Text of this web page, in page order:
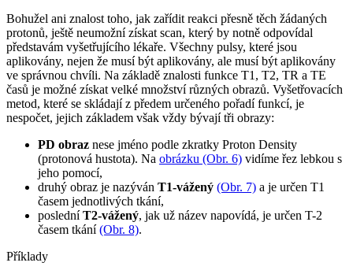
Bohužel ani znalost toho, jak zařídit reakci přesně těch žádaných
protonů, ještě neumožní získat scan, který by notně odpovídal
představám vyšetřujícího lékaře. Všechny pulsy, které jsou
aplikovány, nejen že musí být aplikovány, ale musí být aplikovány
ve správnou chvíli. Na základě znalosti funkce T1, T2, TR a TE
časů je možné získat velké množství různých obrazů. Vyšetřovacích
metod, které se skládají z předem určeného pořadí funkcí, je
nespočet, jejich základem však vždy bývají tři obrazy:
PD obraz nese jméno podle zkratky Proton Density
(protonová hustota). Na obrázku (Obr. 6) vidíme řez lebkou s
jeho pomocí,
druhý obraz je nazýván T1-vážený (Obr. 7) a je určen T1
časem jednotlivých tkání,
posledníT2-vážený, jak už název napovídá, je určen T-2
časem tkání(Obr. 8).
Příklady